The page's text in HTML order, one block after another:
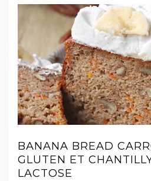
BANANA BREAD
GLUTEN ET
LACTOSE